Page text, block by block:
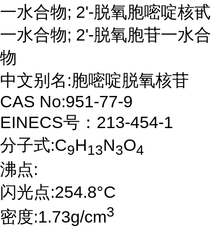
一水合物; 2'-脱氧胞嘧啶核甙
一水合物; 2'-脱氧胞苷一水合
物
中文别名:胞嘧啶脱氧核苷
CAS No:951-77-9
EINECS号：213-454-1
分子式:C9H13N3O4
沸点:
闪光点:254.8°C
密度:1.73g/cm3